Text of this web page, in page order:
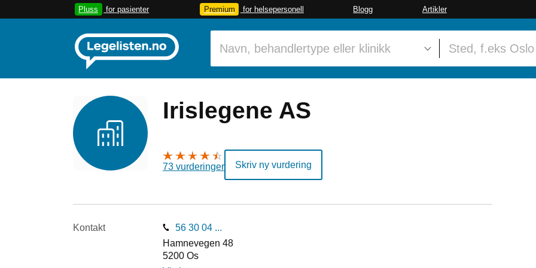
Pluss for pasienter Premium for helsepersonell Blogg Artikler
Irislegene AS
73 vurderinger Skriv ny vurdering
Kontakt
56 30 04 ...
Hamnevegen 48
5200 Os